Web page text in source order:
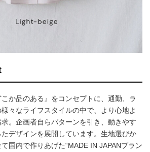
こか品のある』をコンセプトに、通勤、ラ
々なライフスタイルの中で、より心地よ
。企画者自らパターンを引き、動きやす
デザインを展開しています。生地選びか
国内で作りあげた“MADE IN JAPANブラン